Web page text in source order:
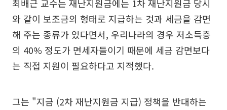
최배근 교수는 재난지원금에는 1차 재난지원금 당시
와 같이 보조금의 형태로 지급하는 것과 세금을 감면
해 주는 종류가 있다면서, 우리나라의 경우 저소득층
의 40% 정도가 면세자들이기 때문에 세금 감면보다
는 직접 지원이 필요하다고 지적했다.
그는 "지금 (2차 재난지원금 지급) 정책을 반대하는